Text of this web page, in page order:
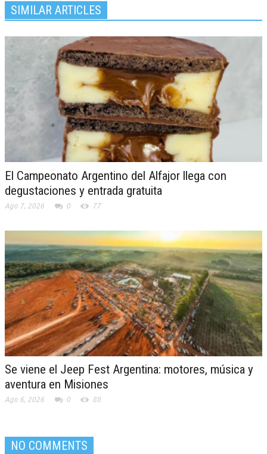
SIMILAR ARTICLES
El Campeonato Argentino del Alfajor llega con
degustaciones y entrada gratuita
Ago 7, 2026 0 77
Se viene el Jeep Fest Argentina: motores, música y
aventura en Misiones
Ago 6, 2026 0 88
NO COMMENTS